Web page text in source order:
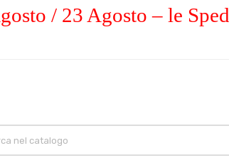
/ 23 Agosto – le